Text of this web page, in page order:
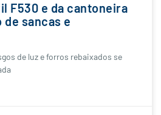
F530 e da cantoneira
de sancas e
de luz e forros rebaixados se